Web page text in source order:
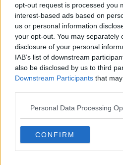
opt-out request is processed you
interest-based ads based on
us or personal information
your opt-out. You may separately
disclosure of your personal
IAB’s list of downstream
also be disclosed by us to third
Downstream Participants that
Personal Data Processing
CONFIRM
​L’uomo o l’orso?
Non hanno un amico a teatro​
​Tutta una questione di rispetto
​Cose che ci esauriscono
​Vespa che passione!
​Lasciate ai vostri figli il diritto di
​Parole d’amore regalate al vento
​Essere genitori di un adolescente
​Saper pazientare
​Venerdì emozionalmente
Ma ti ascolti?
Contornati di persone che…
Non dare niente per scontato
Che cos’è la dipendenza affettiva?